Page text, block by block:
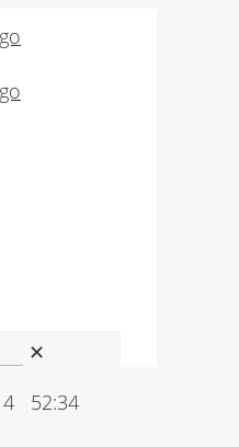
✕
4 52:34